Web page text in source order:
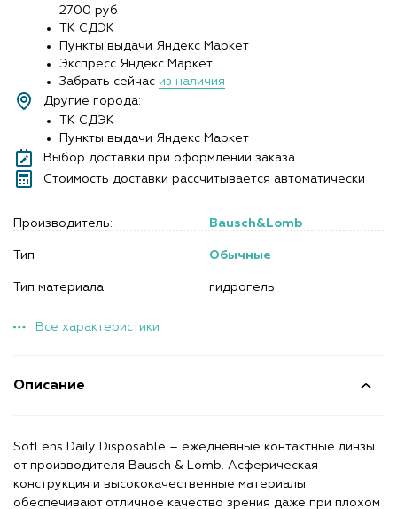
Описание
SofLens Daily Disposable – ежедневные контактные линзы
от производителя Bausch & Lomb. Асферическая
конструкция и высококачественные материалы
обеспечивают отличное качество зрения даже при плохом
2700 руб
ТК СДЭК
Пункты выдачи Яндекс Маркет
Экспресс Яндекс Маркет
Забрать сейчас из наличия
Другие города:
ТК СДЭК
Пункты выдачи Яндекс Маркет
Выбор доставки при оформлении заказа
Стоимость доставки рассчитывается автоматически
Производитель: Bausch&Lomb
Тип Обычные
Тип материала гидрогель
Все характеристики